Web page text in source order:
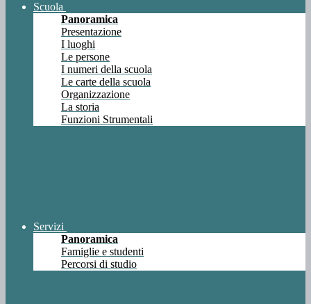
Scuola
Panoramica
Presentazione
I luoghi
Le persone
I numeri della scuola
Le carte della scuola
Organizzazione
La storia
Funzioni Strumentali
Servizi
Panoramica
Famiglie e studenti
Percorsi di studio